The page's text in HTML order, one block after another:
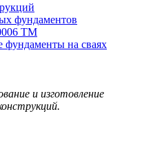
фундаментов
ТМ
фундаменты на сваях
и изготовление